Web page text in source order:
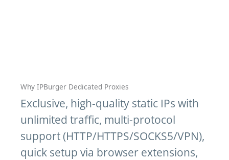
Why IPBurger Dedicated Proxies
Exclusive, high-quality static IPs with
unlimited traffic, multi-protocol
support (HTTP/HTTPS/SOCKS5/VPN),
quick setup via browser extensions,